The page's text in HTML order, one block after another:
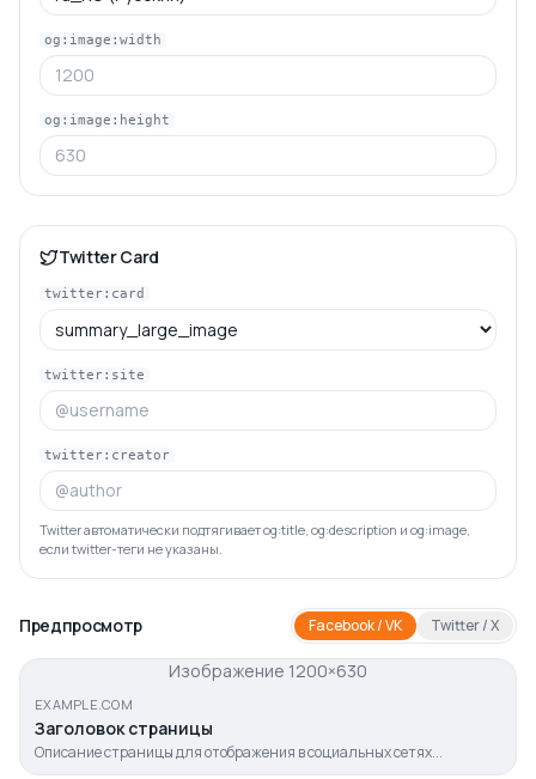
og:image:width
og:image:height
Twitter Card
twitter:card
twitter:site
twitter:creator
Twitter автоматически подтягивает og:title, og:description и og:image,
если twitter-теги не указаны.
Предпросмотр Facebook / VK Twitter / X
Изображение 1200×630
EXAMPLE.COM
Заголовок страницы
Описание страницы для отображения в социальных сетях...